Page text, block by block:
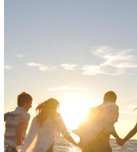
Eventos Editoriales